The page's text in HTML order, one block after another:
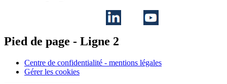
Pied de page - Ligne 2
Centre de confidentialité - mentions légales
Gérer les cookies